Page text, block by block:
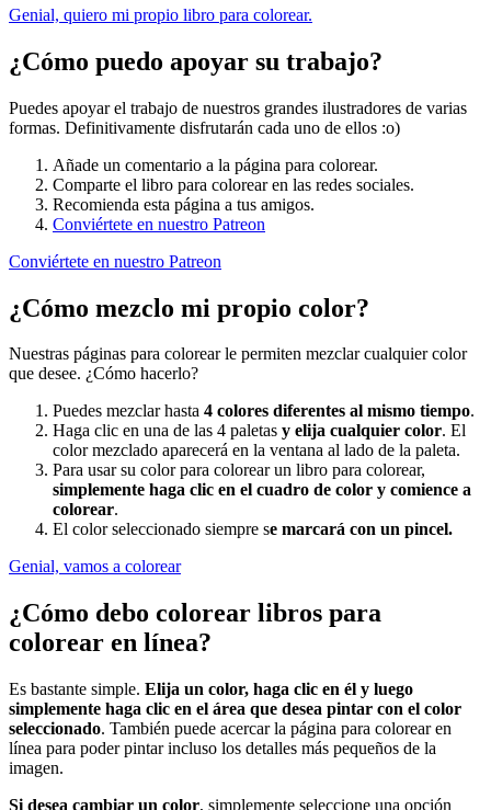
Genial, quiero mi propio libro para colorear.
¿Cómo puedo apoyar su trabajo?
Puedes apoyar el trabajo de nuestros grandes ilustradores de varias
formas. Definitivamente disfrutarán cada uno de ellos :o)
Añade un comentario a la página para colorear.
Comparte el libro para colorear en las redes sociales.
Recomienda esta página a tus amigos.
Conviértete en nuestro Patreon
Conviértete en nuestro Patreon
¿Cómo mezclo mi propio color?
Nuestras páginas para colorear le permiten mezclar cualquier color
que desee. ¿Cómo hacerlo?
Puedes mezclar hasta 4 colores diferentes al mismo tiempo.
Haga clic en una de las 4 paletas y elija cualquier color. El
color mezclado aparecerá en la ventana al lado de la paleta.
Para usar su color para colorear un libro para colorear,
simplemente haga clic en el cuadro de color y comience a
colorear.
El color seleccionado siempre se marcará con un pincel.
Genial, vamos a colorear
¿Cómo debo colorear libros para
colorear en línea?
Es bastante simple. Elija un color, haga clic en él y luego
simplemente haga clic en el área que desea pintar con el color
seleccionado. También puede acercar la página para colorear en
línea para poder pintar incluso los detalles más pequeños de la
imagen.
Si desea cambiar un color, simplemente seleccione una opción